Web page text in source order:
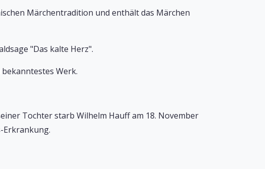
Märchentradition und enthält das Märchen
"Das kalte Herz".
Werk.
Tochter starb Wilhelm Hauff am 18. November
Erkrankung.